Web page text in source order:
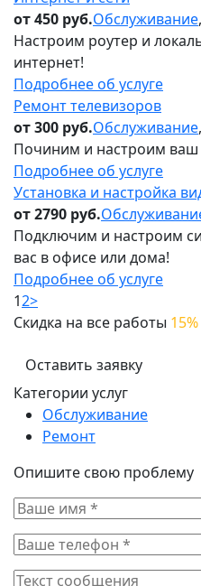
от 450 руб.Обслуживание,
Настроим роутер и
интернет!
Подробнее об услуге
Ремонт телевизоров
от 300 руб.Обслуживание,
Починим и настроим ваш
Подробнее об услуге
Установка и настройка
от 2790 руб.
Подключим и настроим
вас в офисе или дома!
Подробнее об услуге
12>
Скидка на все работы 15%
Оставить заявку
Категории услуг
Обслуживание
Ремонт
Опишите свою проблему